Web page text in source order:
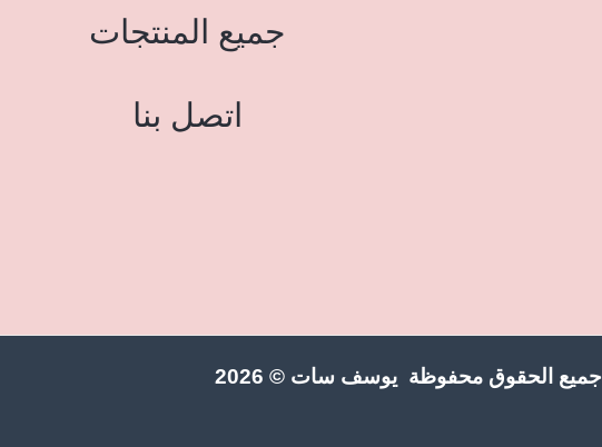
جميع المنتجات
اتصل بنا
جميع الحقوق محفوظة يوسف سات © 2026